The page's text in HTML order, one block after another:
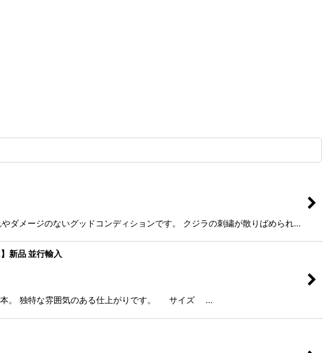
ダメージのないグッドコンディションです。 クジラの刺繍が散りばめられ…
新品 並行輸入
本。 独特な雰囲気のある仕上がりです。 サイズ …